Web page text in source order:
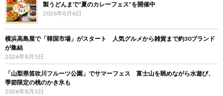
製うどんまで“夏のカレーフェス”を開催中
2026年8月6日
横浜高島屋で「韓国市場」がスタート 人気グルメから雑貨まで約30ブランド
が集結
2026年8月5日
「山梨県笛吹川フルーツ公園」でサマーフェス 富士山を眺めながら水遊び、
季節限定の桃のかき氷も
2026年8月3日